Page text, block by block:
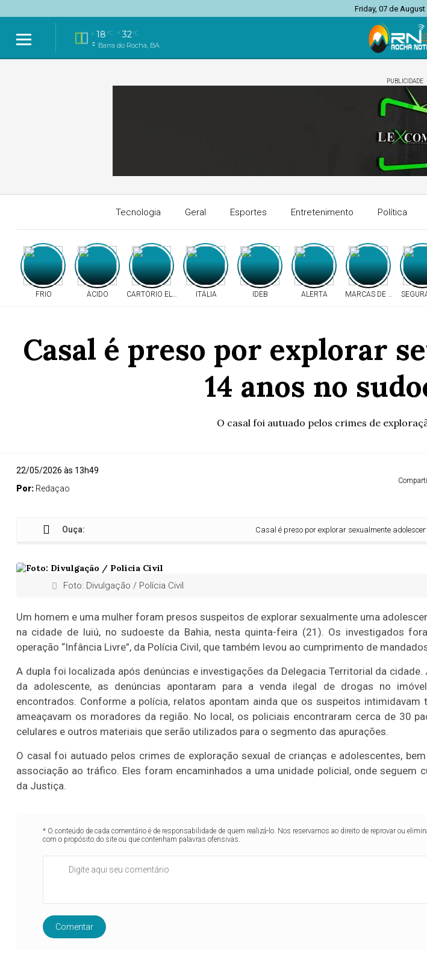
Friday, 07 de August
18°C 32°C
Barra do Rocha, BA
PUBLICIDADE
Tecnologia Geral Esportes Entretenimento Política
FRIO ÁCIDO CARTÓRIO ELEITORALITÁLIA IDEB ALERTA MARCAS DE TIROS
Casal é preso por explorar
14 anos no
O casal foi autuado pelos crimes de
22/05/2026 às 13h49
Por: Redaçao
Ouça: Casal é preso por explorar sexualmente adolescente de
Foto: Divulgação / Polícia Civil
Um homem e uma mulher foram presos suspeitos de explorar sexualmente uma
na cidade de Iuiú, no sudoeste da Bahia, nesta quinta-feira (21). Os investigados
operação “Infância Livre”, da Polícia Civil, que também levou ao cumprimento de
A dupla foi localizada após denúncias e investigações da Delegacia Territorial da cidade.
da adolescente, as denúncias apontaram para a venda ilegal de drogas no
encontrados. Conforme a polícia, relatos apontam ainda que os suspeitos intimidavam
ameaçavam os moradores da região. No local, os policiais encontraram cerca de 30
celulares e outros materiais que serão utilizados para o segmento das apurações.
O casal foi autuado pelos crimes de exploração sexual de crianças e adolescentes,
associação ao tráfico. Eles foram encaminhados a uma unidade policial, onde seguem
da Justiça.
* O conteúdo de cada comentário é de responsabilidade de quem realizá-lo. Nos reservamos ao direito de reprovar ou
com o propósito do site ou que contenham palavras ofensivas.
Comentar